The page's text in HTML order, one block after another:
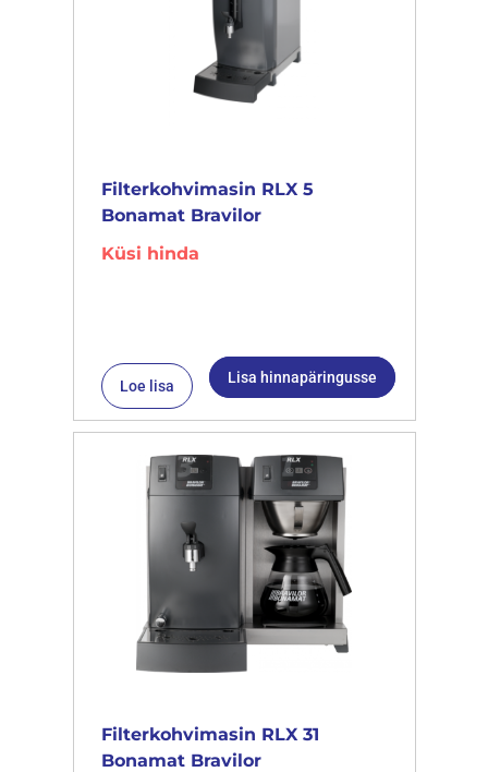
Filterkohvimasin RLX 5
Bonamat Bravilor
Küsi hinda
Loe lisa Lisa hinnapäringusse
Filterkohvimasin RLX 31
Bonamat Bravilor